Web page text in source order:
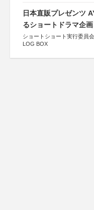
日本直販プレゼンツ
るショートドラマ企
ショートショート実行委員
LOG BOX